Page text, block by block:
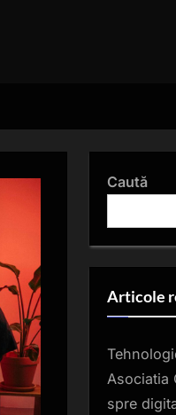
Caută
Articole
Asociatia
spre